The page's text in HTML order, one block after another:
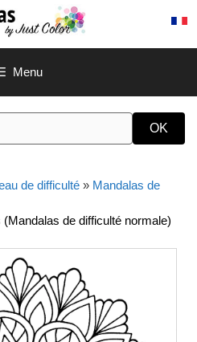
Menu
de difficulté » Mandalas de
de difficulté normale)